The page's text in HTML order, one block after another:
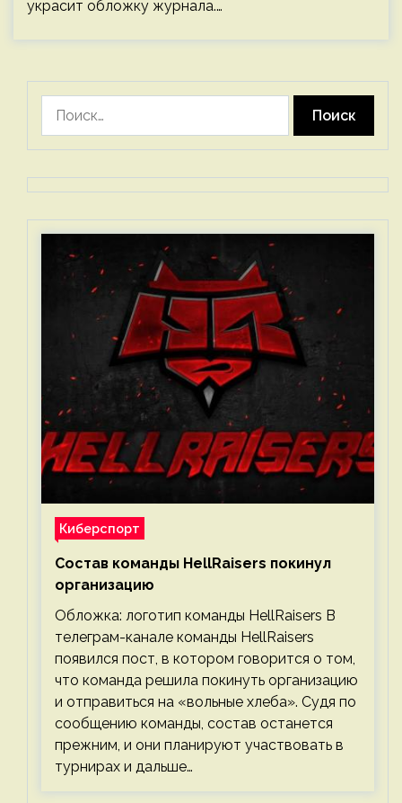
украсит обложку журнала.…
Киберспорт
Состав команды HellRaisers покинул
организацию
Обложка: логотип команды HellRaisers В
телеграм-канале команды HellRaisers
появился пост, в котором говорится о том,
что команда решила покинуть организацию
и отправиться на «вольные хлеба». Судя по
сообщению команды, состав останется
прежним, и они планируют участвовать в
турнирах и дальше…